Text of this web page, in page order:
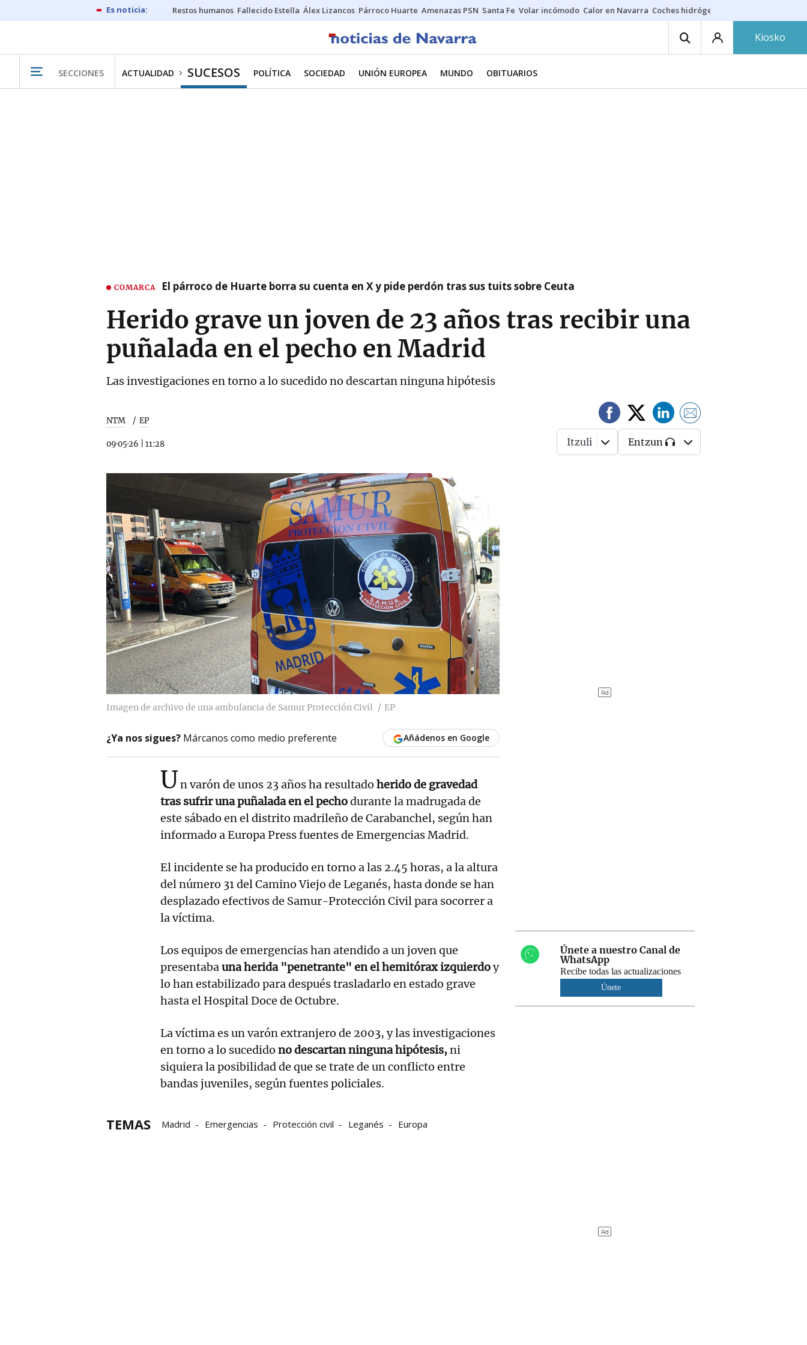
Restos humanos Fallecido Estella Álex Lizancos Párroco Huarte Amenazas PSN Santa Fe Volar incómodo Calor en Navarra Coches hidrógeno
Kiosko
SECCIONES ACTUALIDAD SUCESOS POLÍTICA SOCIEDAD UNIÓN EUROPEA MUNDO OBITUARIOS
COMARCA El párroco de Huarte borra su cuenta en X y pide perdón tras sus tuits sobre Ceuta
Herido grave un joven de 23 años tras recibir una
puñalada en el pecho en Madrid
Las investigaciones en torno a lo sucedido no descartan ninguna hipótesis
NTM EP
09·05·26 11:28 Itzuli Entzun
Imagen de archivo de una ambulancia de Samur Protección Civil EP
¿Ya nos sigues? Márcanos como medio preferente Añádenos en Google
Un varón de unos 23 años ha resultado herido de gravedad
tras sufrir una puñalada en el pechodurante la madrugada de
este sábado en el distrito madrileño de Carabanchel, según han
informado a Europa Press fuentes de Emergencias Madrid.
El incidente se ha producido en torno a las 2.45 horas, a la altura
del número 31 del Camino Viejo de Leganés, hasta donde se han
desplazado efectivos de Samur-Protección Civil para socorrer a
la víctima.
Los equipos de emergencias han atendido a un joven que
presentabauna herida "penetrante" en el hemitórax izquierdoy
lo han estabilizado para después trasladarlo en estado grave
hasta el Hospital Doce de Octubre.
La víctima es un varón extranjero de 2003, y las investigaciones
en torno a lo sucedido no descartan ninguna hipótesis,ni
siquiera la posibilidad de que se trate de un conflicto entre
bandas juveniles, según fuentes policiales.
TEMAS Madrid Emergencias Protección civil Leganés Europa
Únete a nuestro Canal de
WhatsApp
Recibe todas las actualizaciones
Únete